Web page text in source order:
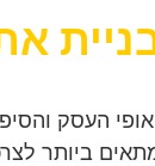
העסק
ביותר